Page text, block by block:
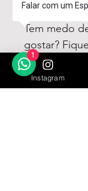
Tem medo
gostar?
garantimos a
ouInstagram
Falar com um
1